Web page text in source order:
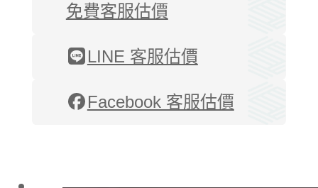
免費客服估價
LINE 客服估價
Facebook 客服估價